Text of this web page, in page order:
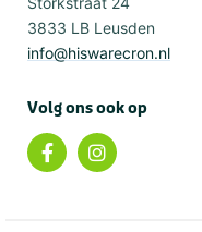
3833 LB Leusden
info@hiswarecron.nl
Volg ons ook op